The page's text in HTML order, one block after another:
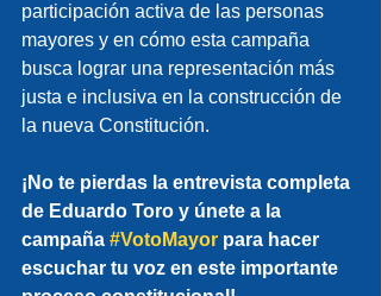
participación activa de las personas
mayores y en cómo esta campaña
busca lograr una representación más
justa e inclusiva en la construcción de
la nueva Constitución.
¡No te pierdas la entrevista completa
de Eduardo Toro y únete a la
campaña #VotoMayor para hacer
escuchar tu voz en este importante